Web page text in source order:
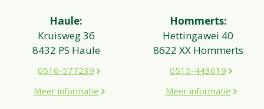
Haule:
Kruisweg 36
8432 PS Haule
0516-577239
Meer informatie
Hommerts:
Hettingawei 40
8622 XX Hommerts
0515-443619
Meer informatie